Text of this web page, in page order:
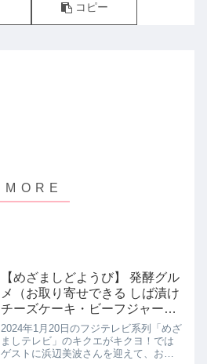
コピー
【めざましどようび】 発酵グル
メ（お取り寄せできる しば漬け
チーズケーキ・ビーフジャーキ
など）キクエがキクヨ 浜辺美波
さんと。めざましテレビ｜1月
13日
2024年1月20日のフジテレビ系列「めざ
ましテレビ」のキクエがキクヨ！では
ゲストに浜辺美波さんを迎えて、お取